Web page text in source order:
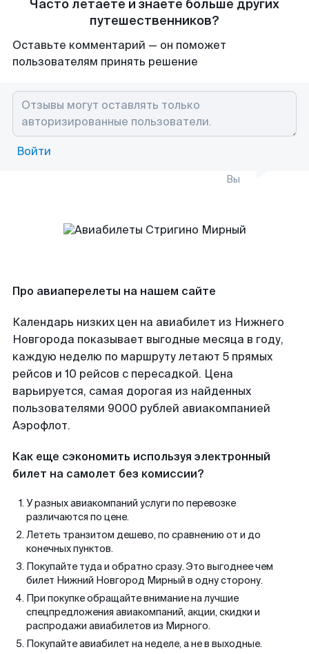
Часто летаете и знаете больше других
путешественников?
Оставьте комментарий — он поможет
пользователям принять решение
Войти
Вы
Про авиаперелеты на нашем сайте
Календарь низких цен на авиабилет из Нижнего
Новгорода показывает выгодные месяца в году,
каждую неделю по маршруту летают 5 прямых
рейсов и 10 рейсов с пересадкой. Цена
варьируется, самая дорогая из найденных
пользователями 9000 рублей авиакомпанией
Аэрофлот.
Как еще сэкономить используя электронный
билет на самолет без комиссии?
У разных авиакомпаний услуги по перевозке
различаются по цене.
Лететь транзитом дешево, по сравнению от и до
конечных пунктов.
Покупайте туда и обратно сразу. Это выгоднее чем
билет Нижний Новгород Мирный в одну сторону.
При покупке обращайте внимание на лучшие
спецпредложения авиакомпаний, акции, скидки и
распродажи авиабилетов из Мирного.
Покупайте авиабилет на неделе, а не в выходные.